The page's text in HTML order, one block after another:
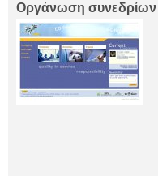
Οργάνωση συνεδρίων